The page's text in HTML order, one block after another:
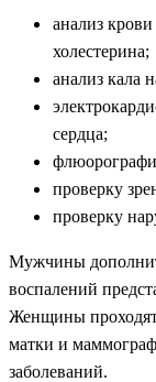
анализ
холестерина;
анализ кала
сердца;
проверку
проверку
Мужчины
воспалений
Женщины проходят
матки и
заболеваний.